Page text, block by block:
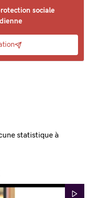
sociale
statistique à